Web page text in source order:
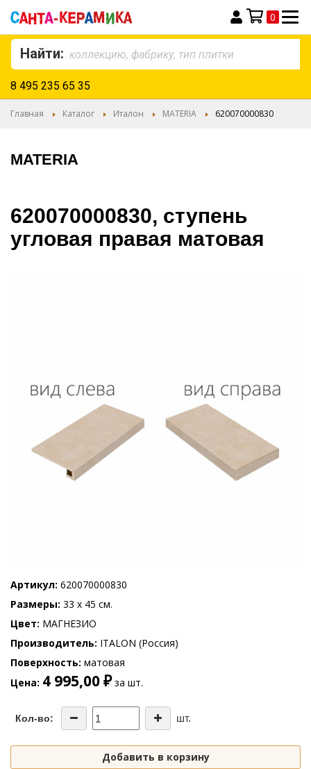
Моя корзина
0
Найти:
8 495 235 65 35
Главная Каталог Италон MATERIA 620070000830
MATERIA
620070000830, ступень
угловая правая матовая
Артикул 620070000830
Размеры 33 x 45 см.
Цвет МАГНЕЗИО
Производитель ITALON (Россия)
Поверхность матовая
Цена 4 995,00 ₽за шт.
Кол-во: шт.
Добавить в корзину